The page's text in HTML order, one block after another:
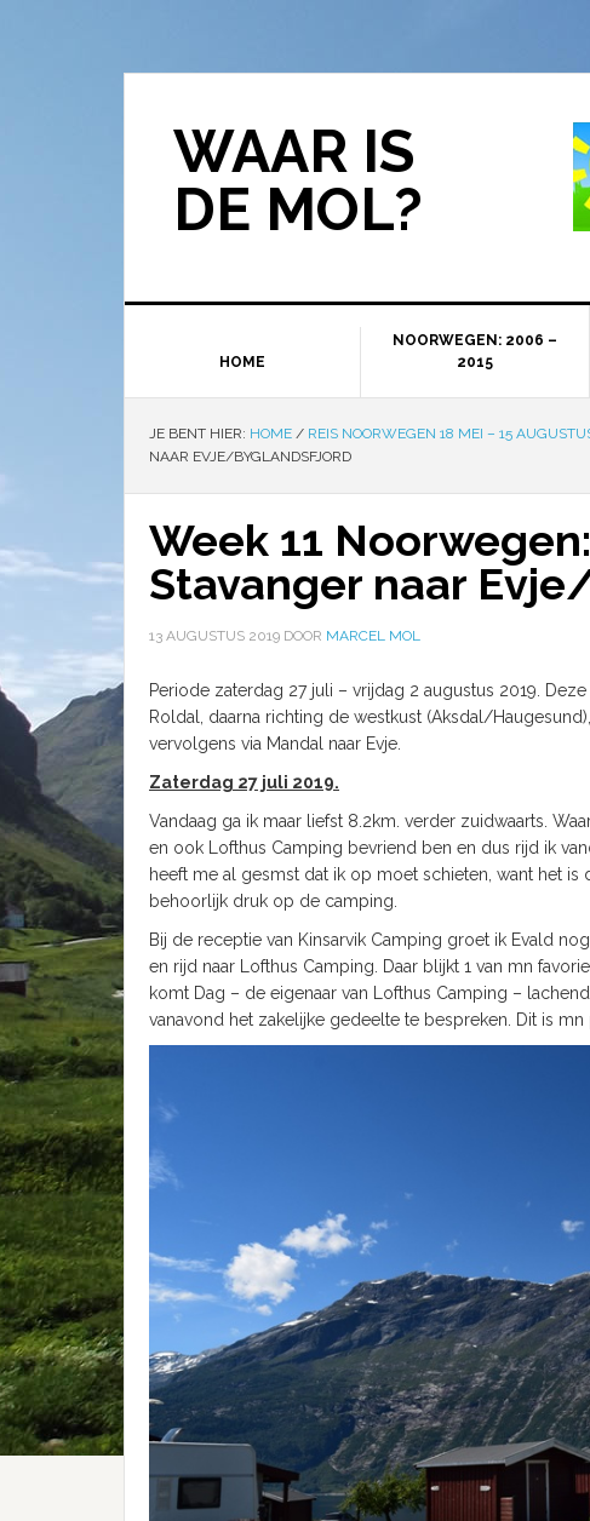
WAAR IS
DE MOL?
HOME
NOORWEGEN: 2006 –
2015
JE BENT HIER: HOME / REIS NOORWEGEN 18 MEI – 15
NAAR EVJE/BYGLANDSFJORD
Week 11
Stavanger naar
13 AUGUSTUS 2019 DOOR MARCEL MOL
Periode zaterdag 27 juli – vrijdag 2 augustus 2019.
Roldal, daarna richting de westkust (Aksdal/
vervolgens via Mandal naar Evje.
Zaterdag 27 juli 2019.
Vandaag ga ik maar liefst 8.2km. verder zuidwaarts.
en ook Lofthus Camping bevriend ben en dus rijd ik
heeft me al gesmst dat ik op moet schieten, want het is
behoorlijk druk op de camping.
Bij de receptie van Kinsarvik Camping groet ik Evald
en rijd naar Lofthus Camping. Daar blijkt 1 van mn
komt Dag – de eigenaar van Lofthus Camping –
vanavond het zakelijke gedeelte te bespreken. Dit is mn